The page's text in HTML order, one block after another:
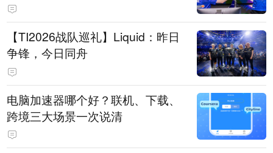
【TI2026战队巡礼】Liquid：昨日
争锋，今日同舟
电脑加速器哪个好？联机、下载、
跨境三大场景一次说清